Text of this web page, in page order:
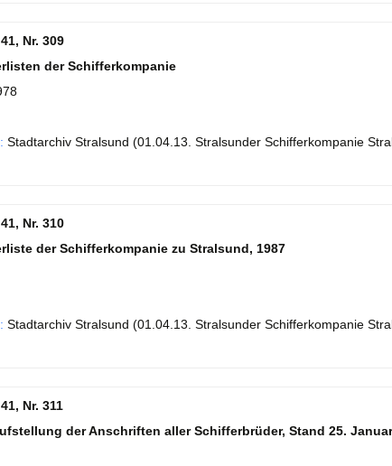
Nr. 309
der Schifferkompanie
Stadtarchiv Stralsund (01.04.13. Stralsunder Schifferkompanie
Nr. 310
der Schifferkompanie zu Stralsund, 1987
Stadtarchiv Stralsund (01.04.13. Stralsunder Schifferkompanie
Nr. 311
der Anschriften aller Schifferbrüder, Stand 25.